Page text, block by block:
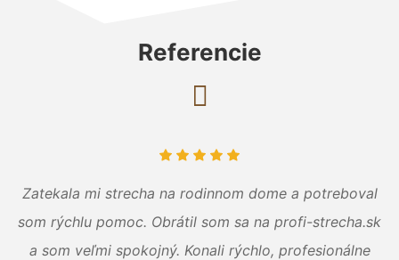
Referencie
Zatekala mi strecha na rodinnom dome a potreboval
som rýchlu pomoc. Obrátil som sa na profi-strecha.sk
a som veľmi spokojný. Konali rýchlo, profesionálne